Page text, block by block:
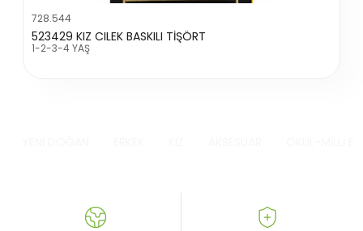
728.544
523429 KIZ CILEK BASKILI TİŞÖRT
1-2-3-4 YAŞ